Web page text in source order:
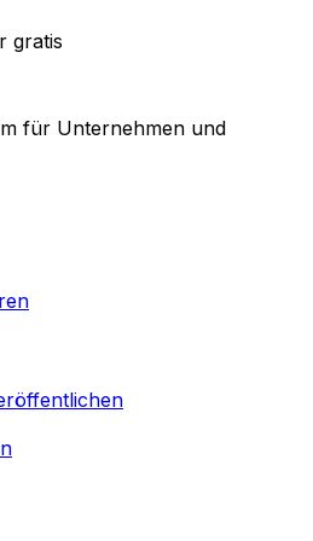
gratis
für Unternehmen und